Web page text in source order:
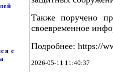
с
Также поручено
своевременное
Подробнее: https://
2026-05-11 11:40:37